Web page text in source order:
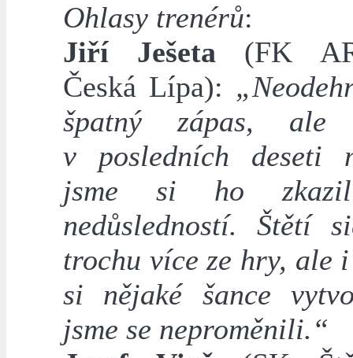
Ohlasy trenérů:
Jiří Ješeta (FK
Česká Lípa):
špatný zápas, ale
v posledních deseti
jsme si ho
nedůsledností. Štětí
trochu více ze hry, ale
si nějaké šance
jsme se neproměnili.“